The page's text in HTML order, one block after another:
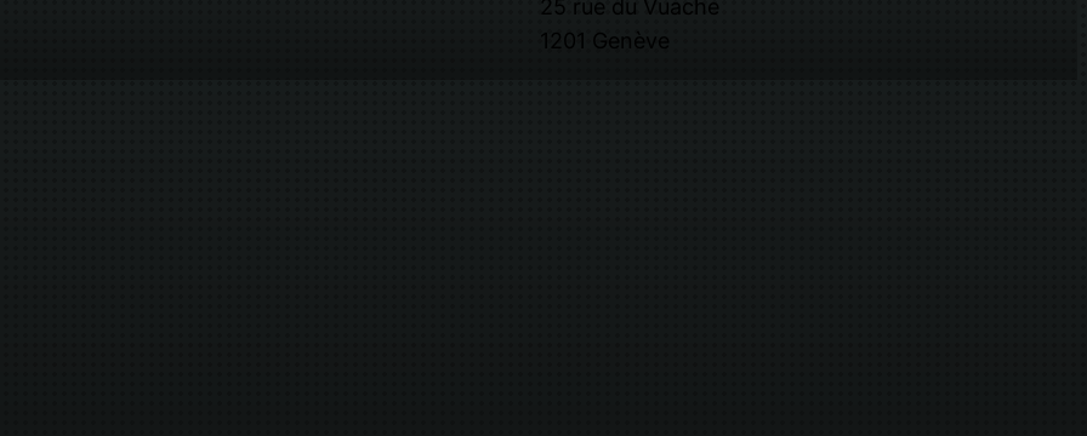
25 rue du Vuache
1201 Genève